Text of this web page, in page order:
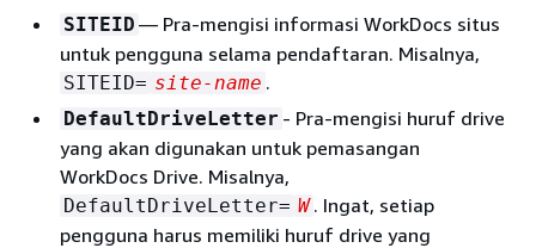
SITEID — Pra-mengisi informasi WorkDocs situs
untuk pengguna selama pendaftaran. Misalnya,
SITEID= site-name .
DefaultDriveLetter - Pra-mengisi huruf drive
yang akan digunakan untuk pemasangan
WorkDocs Drive. Misalnya,
DefaultDriveLetter= W . Ingat, setiap
pengguna harus memiliki huruf drive yang